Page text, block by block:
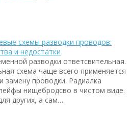
схемы разводки проводов:
и недостатки
разводки ответсвительная.
схема чаще всего применяется
замену проводки. Радиалка
нищебродсво в чистом виде.
других, а сам…